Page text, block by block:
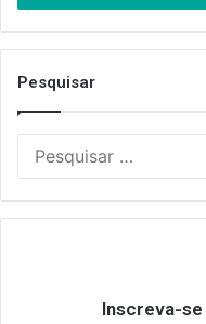
Pesquisar
Inscreva-